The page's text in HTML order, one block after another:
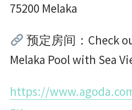
75200 Melaka
预定房间：Check
Melaka Pool with Sea
https://